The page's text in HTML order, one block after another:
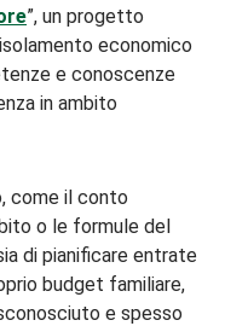
”, un progetto
economico
e conoscenze
in ambito
come il conto
o le formule del
di pianificare entrate
budget familiare,
e spesso